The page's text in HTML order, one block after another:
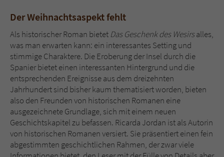
Der Weihnachtsaspekt fehlt
Als historischer Roman bietet Das Geschenk des Wesirsalles,
was man erwarten kann: ein interessantes Setting und
stimmige Charaktere. Die Eroberung der Insel durch die
Spanier bietet einen interessanten Hintergrund und die
entsprechenden Ereignisse aus dem dreizehnten
Jahrhundert sind bisher kaum thematisiert worden, bieten
also den Freunden von historischen Romanen eine
ausgezeichnete Grundlage, sich mit einem neuen
Geschichtskapitel zu befassen. Ricarda Jordan ist als Autorin
von historischen Romanen versiert. Sie präsentiert einen fein
abgestimmten geschichtlichen Rahmen, der zwar viele